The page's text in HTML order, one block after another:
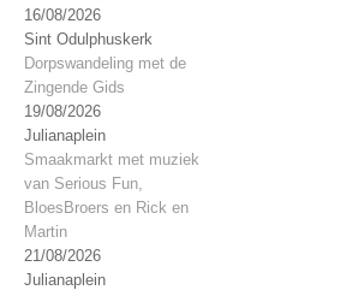
16/08/2026
Sint Odulphuskerk
Dorpswandeling met de
Zingende Gids
19/08/2026
Julianaplein
Smaakmarkt met muziek
van Serious Fun,
BloesBroers en Rick en
Martin
21/08/2026
Julianaplein